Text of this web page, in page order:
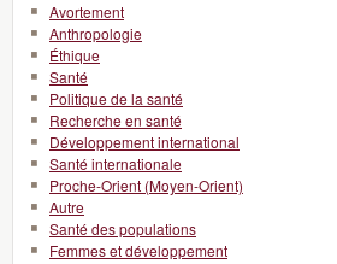
Avortement
Anthropologie
Éthique
Santé
Politique de la santé
Recherche en santé
Développement international
Santé internationale
Proche-Orient (Moyen-Orient)
Autre
Santé des populations
Femmes et développement